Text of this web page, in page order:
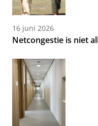
16 juni 2026
Netcongestie is niet